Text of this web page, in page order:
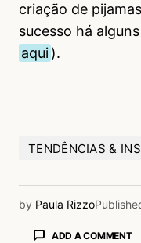
criação de
sucesso há
aqui).
TENDÊNCIAS &
by Paula Rizzo
ADD A COMMENT